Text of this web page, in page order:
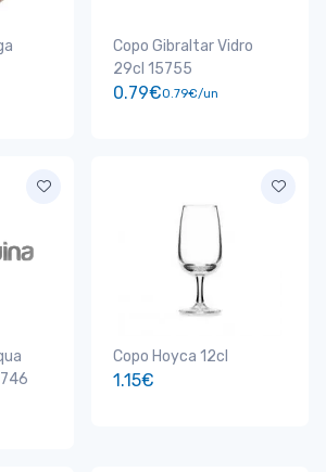
Copo Gibraltar Vidro
29cl 15755
0.79€0.79€/un
Copo Hoyca 12cl
1.15€